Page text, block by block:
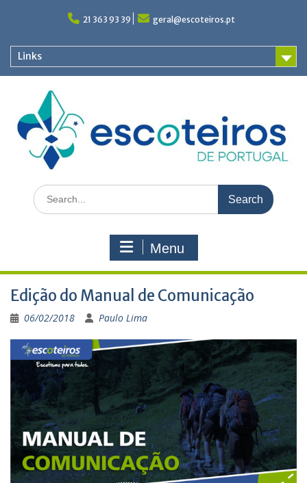
21 363 93 39 geral@escoteiros.pt
Links
Search
for:
Menu
Edição do Manual de Comunicação
06/02/2018 Paulo Lima